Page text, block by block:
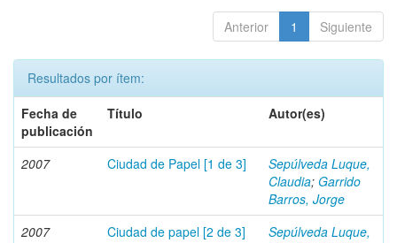
Anterior 1 Siguiente
Resultados por ítem:
Fecha de
publicación
Título Autor(es)
2007 Ciudad de Papel [1 de 3]
Sepúlveda Luque,
Claudia; Garrido
Barros, Jorge
2007
Ciudad de papel [2 de 3]
Sepúlveda Luque,